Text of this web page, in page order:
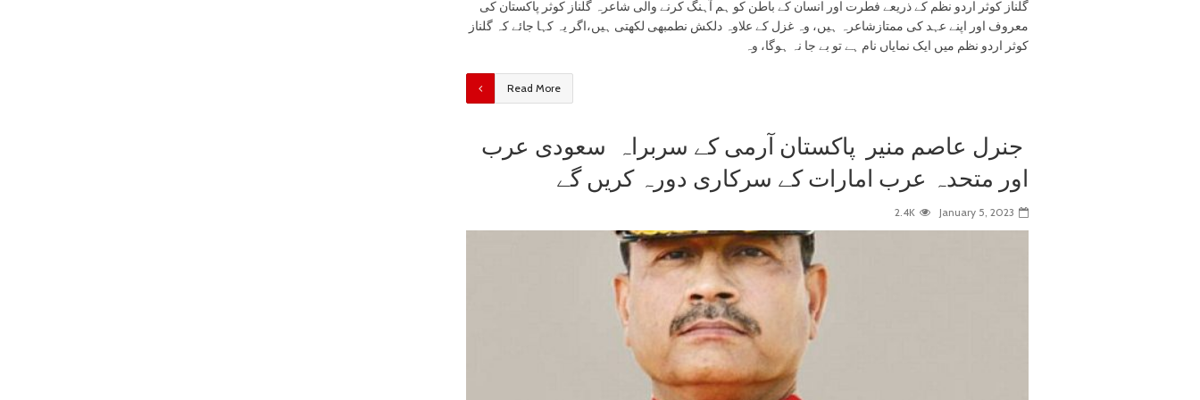
گلناز کوثر اردو نظم کے ذریعے فطرت اور انسان کے باطن کو ہم آہنگ کرنے والی شاعرہ گلناز کوثر پاکستان کی
معروف اور اپنے عہد کی ممتازشاعرہ ہیں، وہ غزل کے علاوہ دلکش نطمبھی لکھتی ہیں،اگر یہ کہا جائے کہ گلناز
کوثر اردو نظم میں ایک نمایاں نام ہے تو بے جا نہ ہوگا، وہ
Read More
جنرل عاصم منیر پاکستان آرمی کے سربراہ سعودی عرب
اور متحدہ عرب امارات کے سرکاری دورہ کریں گے
January 5, 2023
2.4K